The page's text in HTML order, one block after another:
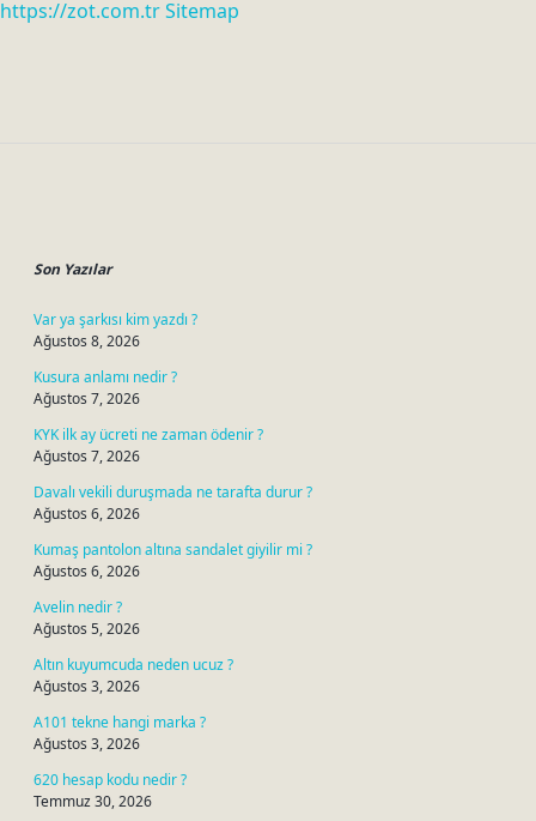
https://zot.com.trSitemap
Son Yazılar
Var ya şarkısı kim yazdı ?
Ağustos 8, 2026
Kusura anlamı nedir ?
Ağustos 7, 2026
KYK ilk ay ücreti ne zaman ödenir ?
Ağustos 7, 2026
Davalı vekili duruşmada ne tarafta durur ?
Ağustos 6, 2026
Kumaş pantolon altına sandalet giyilir mi ?
Ağustos 6, 2026
Avelin nedir ?
Ağustos 5, 2026
Altın kuyumcuda neden ucuz ?
Ağustos 3, 2026
A101 tekne hangi marka ?
Ağustos 3, 2026
620 hesap kodu nedir ?
Temmuz 30, 2026